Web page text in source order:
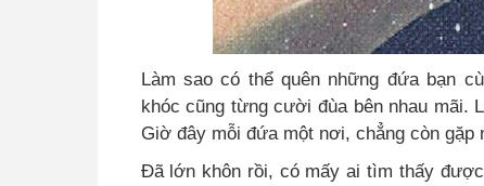
Làm sao có thể quên những đứa bạn
khóc cũng từng cười đùa bên nhau mãi.
Giờ đây mỗi đứa một nơi, chẳng còn gặp
Đã lớn khôn rồi, có mấy ai tìm thấy